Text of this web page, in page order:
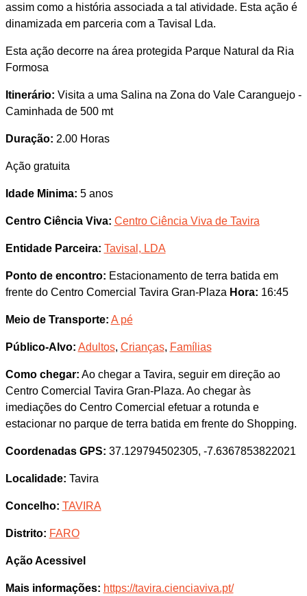
assim como a história associada a tal atividade. Esta ação é
dinamizada em parceria com a Tavisal Lda.
Esta ação decorre na área protegida Parque Natural da Ria
Formosa
Itinerário: Visita a uma Salina na Zona do Vale Caranguejo -
Caminhada de 500 mt
Duração: 2.00 Horas
Ação gratuita
Idade Minima: 5 anos
Centro Ciência Viva: Centro Ciência Viva de Tavira
Entidade Parceira: Tavisal, LDA
Ponto de encontro: Estacionamento de terra batida em
frente do Centro Comercial Tavira Gran-Plaza Hora: 16:45
Meio de Transporte: A pé
Público-Alvo: Adultos, Crianças, Famílias
Como chegar: Ao chegar a Tavira, seguir em direção ao
Centro Comercial Tavira Gran-Plaza. Ao chegar às
imediações do Centro Comercial efetuar a rotunda e
estacionar no parque de terra batida em frente do Shopping.
Coordenadas GPS: 37.129794502305, -7.6367853822021
Localidade: Tavira
Concelho: TAVIRA
Distrito: FARO
Ação Acessivel
Mais informações: https://tavira.cienciaviva.pt/